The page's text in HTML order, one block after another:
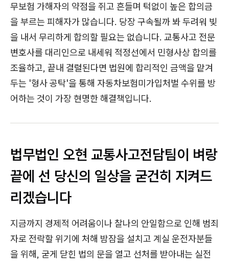
무보험 가해자의 약점을 쥐고 흔들며 턱없이 높은 합의금
을 부르는 피해자가 많습니다. 당장 구속될까 봐 두려워 빚
을 내서 무리하게 합의할 필요는 없습니다. 교통사고 전문
변호사를 대리인으로 내세워 적정선에서 민형사상 합의를
조율하고, 끝내 결렬된다면 법원에 합리적인 금액을 맡겨
두는 '형사 공탁'을 통해 자동차보험미가입처벌 수위를 방
어하는 것이 가장 현명한 해결책입니다.
법무법인 오현 교통사고전담팀이 벼랑
끝에 선 당신의 일상을 굳건히 지켜드
리겠습니다
지금까지 경제적 어려움이나 찰나의 안일함으로 인해 범죄
자로 전락할 위기에 처해 밤잠을 설치고 계실 운전자분들
을 위해, 굳게 닫힌 법의 문을 열고 선처를 받아내는 실전